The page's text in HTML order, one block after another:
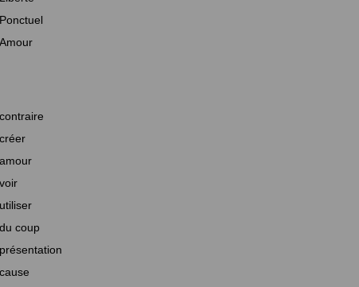
Ponctuel
Amour
contraire
créer
amour
voir
utiliser
du coup
présentation
cause